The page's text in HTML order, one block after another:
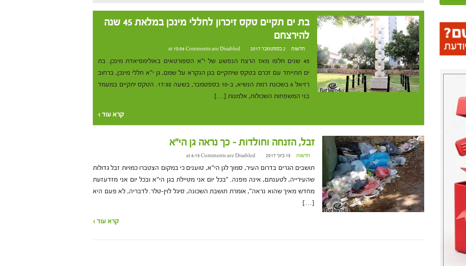
בת ים תקיים טקס זיכרון לחללי מינכן במלאת 45 שנה
להירצחם
חדשות 2 בספטמבר 2017 at 10:56 Comments are Disabled
45 שנים חלפו מאז הרצח הנפשע של י"א הספורטאים באולימפיאדת מינכן. בת
ים תתייחד עם זכרם בטקס שיתקיים בגן הנקרא על שמם, גן י"א חללי מינכן, ברחוב
רזיאל 6 בשכונת רמת הנשיא, ב-10 בספטמבר, בשעה 17:30. הטקס יתקיים במעמד
בני המשפחות השכולות, אלמנות […]
קרא עוד ›
זבל, הזנחה וחולדות – כך נראה גן הי"א
חדשות 15 ביוני 2017 at 6:15 Comments are Disabled
תושבים הגרים בדרום העיר, סמוך לגן הי"א, טוענים כי במקום הצטברו כמויות זבל גדולות
שהעירייה, לטענתם, אינה מפנה. "בכל יום אני מטיילת בגן הי"א ובכל יום אני מזדעזעת
מחדש מאיך שהוא נראה", אומרת תושבת השכונה, סיגל לוין-טלר. לדבריה, לא פעם היא
[…]
קרא עוד ›